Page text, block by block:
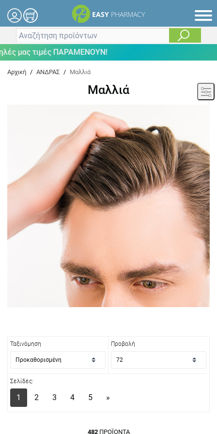
EASY PHARMACY
τιμές ΠΑΡΑΜΕΝΟΥΝ!
Αρχική / ΑΝΔΡΑΣ / Μαλλιά
Μαλλιά
Ταξινόμηση Προβολή
Σελίδες:
1 2 3 4 5 »
482ΠΡΟΪΌΝΤΑ